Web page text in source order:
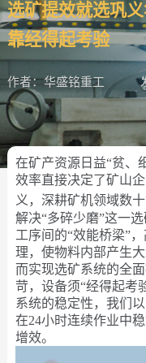
选矿提效就选巩
靠经得起考验
作者：华盛铭重工
在矿产资源日益“贫、
效率直接决定了矿山
义，深耕矿机领域数
解决“多碎少磨”这一
工序间的“效能桥梁”
理，使物料内部产生
而实现选矿系统的全
苛，设备须“经得起
系统的稳定性，我们
在24小时连续作业中
增效。